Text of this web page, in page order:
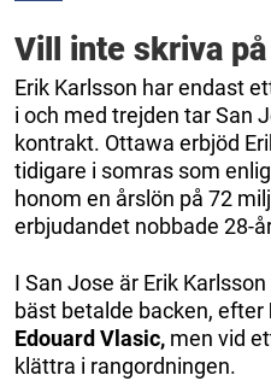
Vill inte skriva
Erik Karlsson har endast
i och med trejden tar San
kontrakt. Ottawa erbjöd
tidigare i somras som
honom en årslön på 72
erbjudandet nobbade 28-
I San Jose är Erik
bäst betalde backen, efter
Edouard Vlasic, men vid
klättra i rangordningen.